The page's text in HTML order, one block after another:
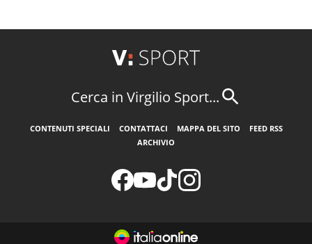
Cerca in Virgilio Sport...
CONTENUTI SPECIALI CONTATTACI MAPPA DEL SITO
FEED RSS
ARCHIVIO